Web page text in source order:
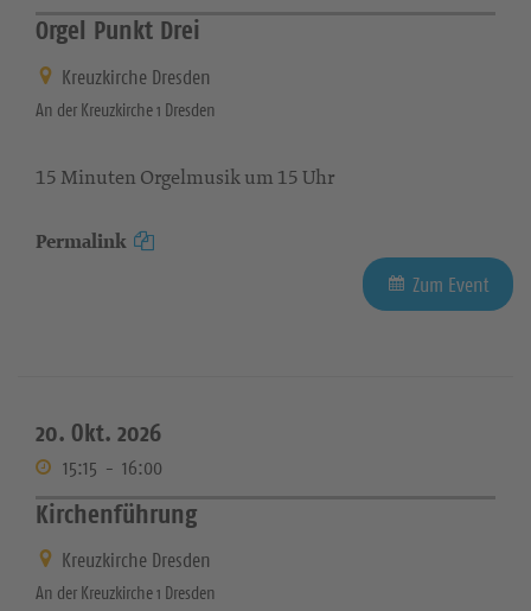
Orgel Punkt Drei
Kreuzkirche Dresden
An der Kreuzkirche 1 Dresden
15 Minuten Orgelmusik um 15 Uhr
Permalink
Zum Event
20. Okt. 2026
15:15 - 16:00
Kirchenführung
Kreuzkirche Dresden
An der Kreuzkirche 1 Dresden